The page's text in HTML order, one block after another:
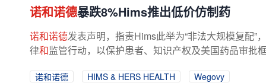
诺和诺德暴跌8%Hims推出低价仿制药
诺和诺德发表声明，指责Hims此举为“非法大规模复配”
律和监管行动，以保护患者、知识产权及美国药品审批
诺和诺德 HIMS & HERS HEALTH
Wegovy